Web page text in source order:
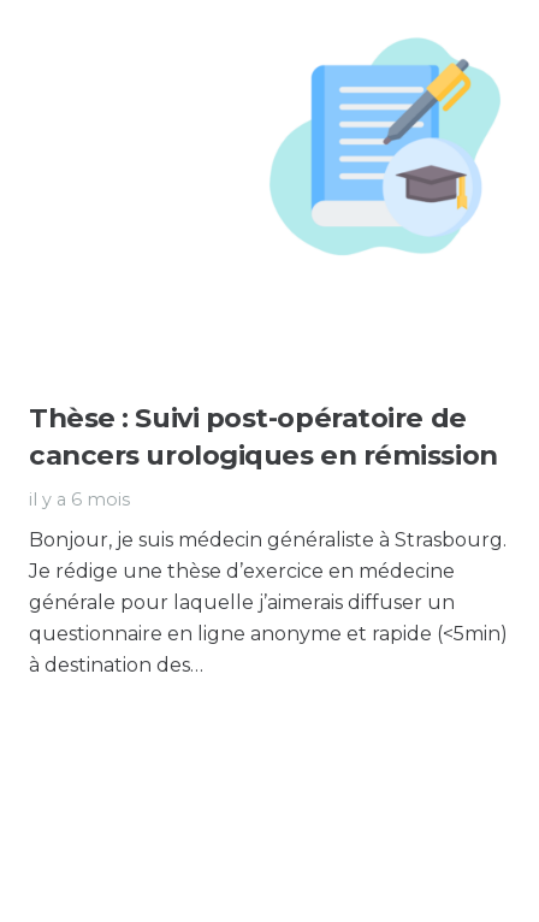
Thèse : Suivi post-opératoire de
cancers urologiques en rémission
il y a 6 mois
Bonjour, je suis médecin généraliste à Strasbourg.
Je rédige une thèse d’exercice en médecine
générale pour laquelle j’aimerais diffuser un
questionnaire en ligne anonyme et rapide (<5min)
à destination des…